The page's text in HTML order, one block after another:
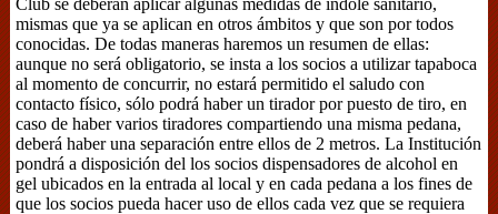
Club se deberán aplicar algunas medidas de índole sanitario,
mismas que ya se aplican en otros ámbitos y que son por todos
conocidas. De todas maneras haremos un resumen de ellas:
aunque no será obligatorio, se insta a los socios a utilizar tapaboca
al momento de concurrir, no estará permitido el saludo con
contacto físico, sólo podrá haber un tirador por puesto de tiro, en
caso de haber varios tiradores compartiendo una misma pedana,
deberá haber una separación entre ellos de 2 metros. La Institución
pondrá a disposición del los socios dispensadores de alcohol en
gel ubicados en la entrada al local y en cada pedana a los fines de
que los socios pueda hacer uso de ellos cada vez que se requiera